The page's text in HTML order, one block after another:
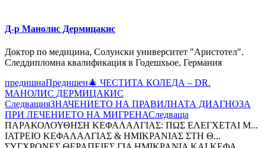
Д-р Манолис Дермицакис
Доктор по медицина, Солунски университет "Аристотел".
Следдипломна квалификация в Годешхьое, Германия
предишнаПредишен🎄 ЧЕСТИТА КОЛЕДА – DR.
МАНОЛИС ДЕРМИЦАКИС
СледващияЗНАЧЕНИЕТО НА ПРАВИЛНАТА ДИАГНОЗА
ПРИ ЛЕЧЕНИЕТО НА МИГРЕНАСледваща
ΠΑΡΑΚΟΛΟΥΘΗΣΗ ΚΕΦΑΛΑΛΓΙΑΣ: ΠΩΣ ΕΛΕΓΧΕΤΑΙ Μ...
ΙΑΤΡΕΙΟ ΚΕΦΑΛΑΛΓΙΑΣ & ΗΜΙΚΡΑΝΙΑΣ ΣΤΗ Θ...